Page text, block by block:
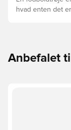
hvad enten det
Anbefalet